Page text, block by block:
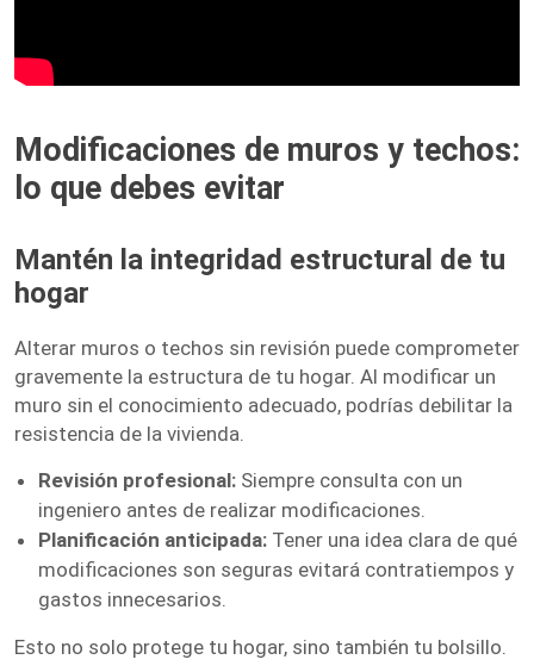
Modificaciones de muros y techos:
lo que debes evitar
Mantén la integridad estructural de tu
hogar
Alterar muros o techos sin revisión puede comprometer
gravemente la estructura de tu hogar. Al modificar un
muro sin el conocimiento adecuado, podrías debilitar la
resistencia de la vivienda.
Revisión profesional: Siempre consulta con un
ingeniero antes de realizar modificaciones.
Planificación anticipada: Tener una idea clara de qué
modificaciones son seguras evitará contratiempos y
gastos innecesarios.
Esto no solo protege tu hogar, sino también tu bolsillo.